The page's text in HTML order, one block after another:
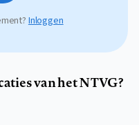
Inloggen
van het NTVG?